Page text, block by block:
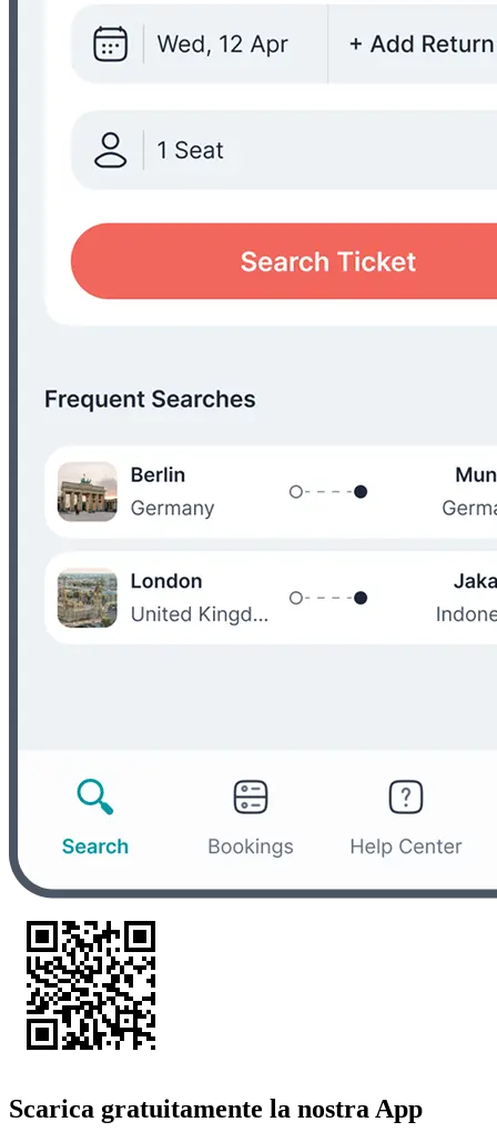
Scarica gratuitamente la nostra App